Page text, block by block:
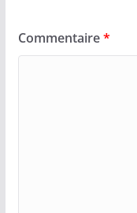
Commentaire*